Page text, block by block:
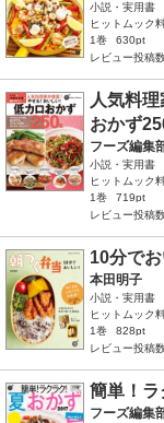
小説・実用書
ヒットムック
1巻
630pt
レビュー投稿
人気料
おかず
フーズ編集
小説・実用書
ヒットムック
1巻
719pt
レビュー投稿
10分で
本田明子
小説・実用書
ヒットムック
1巻
828pt
レビュー投稿
簡単！ラ
フーズ編集